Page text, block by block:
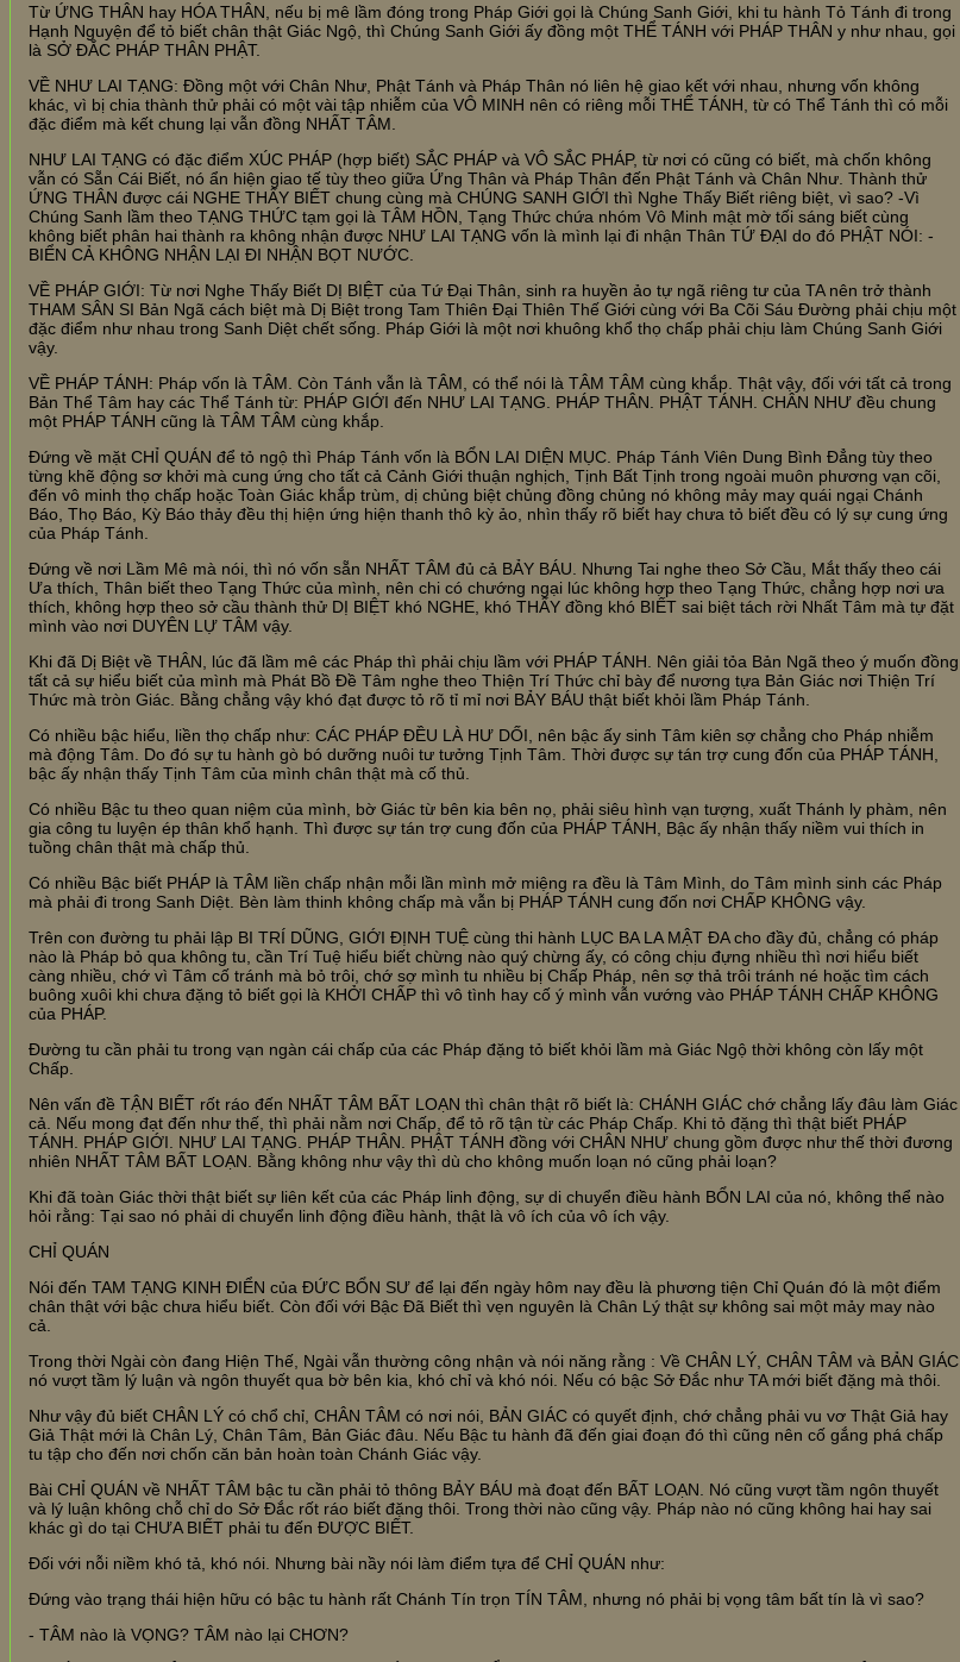
Từ ỨNG THÂN hay HÓA THÂN, nếu bị mê lầm đóng trong Pháp Giới gọi là Chúng Sanh Giới, khi tu hành Tỏ Tánh đi trong
Hạnh Nguyện để tỏ biết chân thật Giác Ngộ, thì Chúng Sanh Giới ấy đồng một THỂ TÁNH với PHÁP THÂN y như nhau, gọi
là SỞ ĐẮC PHÁP THÂN PHẬT.
VỀ NHƯ LAI TẠNG: Đồng một với Chân Như, Phật Tánh và Pháp Thân nó liên hệ giao kết với nhau, nhưng vốn không
khác, vì bị chia thành thử phải có một vài tập nhiễm của VÔ MINH nên có riêng mỗi THỂ TÁNH, từ có Thể Tánh thì có mỗi
đặc điểm mà kết chung lại vẫn đồng NHẤT TÂM.
NHƯ LAI TẠNG có đặc điểm XÚC PHÁP (hợp biết) SẮC PHÁP và VÔ SẮC PHÁP, từ nơi có cũng có biết, mà chốn không
vẫn có Sẵn Cái Biết, nó ẩn hiện giao tế tùy theo giữa Ứng Thân và Pháp Thân đến Phật Tánh và Chân Như. Thành thử
ỨNG THÂN được cái NGHE THẤY BIẾT chung cùng mà CHÚNG SANH GIỚI thì Nghe Thấy Biết riêng biệt, vì sao? -Vì
Chúng Sanh lầm theo TẠNG THỨC tạm gọi là TÂM HỒN, Tạng Thức chứa nhóm Vô Minh mật mờ tối sáng biết cùng
không biết phân hai thành ra không nhận được NHƯ LAI TẠNG vốn là mình lại đi nhận Thân TỨ ĐẠI do đó PHẬT NÓI: -
BIỂN CẢ KHÔNG NHẬN LẠI ĐI NHẬN BỌT NƯỚC.
VỀ PHÁP GIỚI: Từ nơi Nghe Thấy Biết DỊ BIỆT của Tứ Đại Thân, sinh ra huyền ảo tự ngã riêng tư của TA nên trở thành
THAM SÂN SI Bản Ngã cách biệt mà Dị Biệt trong Tam Thiên Đại Thiên Thế Giới cùng với Ba Cõi Sáu Đường phải chịu một
đặc điểm như nhau trong Sanh Diệt chết sống. Pháp Giới là một nơi khuông khổ thọ chấp phải chịu làm Chúng Sanh Giới
vậy.
VỀ PHÁP TÁNH: Pháp vốn là TÂM. Còn Tánh vẫn là TÂM, có thể nói là TÂM TÂM cùng khắp. Thật vậy, đối với tất cả trong
Bản Thể Tâm hay các Thể Tánh từ: PHÁP GIỚI đến NHƯ LAI TẠNG. PHÁP THÂN. PHẬT TÁNH. CHÂN NHƯ đều chung
một PHÁP TÁNH cũng là TÂM TÂM cùng khắp.
Đứng về mặt CHỈ QUÁN để tỏ ngộ thì Pháp Tánh vốn là BỔN LAI DIỆN MỤC. Pháp Tánh Viên Dung Bình Đẳng tùy theo
từng khẽ động sơ khởi mà cung ứng cho tất cả Cảnh Giới thuận nghịch, Tịnh Bất Tịnh trong ngoài muôn phương vạn cõi,
đến vô minh thọ chấp hoặc Toàn Giác khắp trùm, dị chủng biệt chủng đồng chủng nó không mảy may quái ngại Chánh
Báo, Thọ Báo, Kỳ Báo thảy đều thị hiện ứng hiện thanh thô kỳ ảo, nhìn thấy rõ biết hay chưa tỏ biết đều có lý sự cung ứng
của Pháp Tánh.
Đứng về nơi Lầm Mê mà nói, thì nó vốn sẵn NHẤT TÂM đủ cả BẢY BÁU. Nhưng Tai nghe theo Sở Cầu, Mắt thấy theo cái
Ưa thích, Thân biết theo Tạng Thức của mình, nên chi có chướng ngại lúc không hợp theo Tạng Thức, chẳng hợp nơi ưa
thích, không hợp theo sở cầu thành thử DỊ BIỆT khó NGHE, khó THẤY đồng khó BIẾT sai biệt tách rời Nhất Tâm mà tự đặt
mình vào nơi DUYÊN LỰ TÂM vậy.
Khi đã Dị Biệt về THÂN, lúc đã lầm mê các Pháp thì phải chịu lầm với PHÁP TÁNH. Nên giải tỏa Bản Ngã theo ý muốn đồng
tất cả sự hiểu biết của mình mà Phát Bồ Đề Tâm nghe theo Thiện Trí Thức chỉ bày để nương tựa Bản Giác nơi Thiện Trí
Thức mà tròn Giác. Bằng chẳng vậy khó đạt được tỏ rõ tỉ mỉ nơi BẢY BÁU thật biết khỏi lầm Pháp Tánh.
Có nhiều bậc hiểu, liền thọ chấp như: CÁC PHÁP ĐỀU LÀ HƯ DỐI, nên bậc ấy sinh Tâm kiên sợ chẳng cho Pháp nhiễm
mà động Tâm. Do đó sự tu hành gò bó dưỡng nuôi tư tưởng Tịnh Tâm. Thời được sự tán trợ cung đốn của PHÁP TÁNH,
bậc ấy nhận thấy Tịnh Tâm của mình chân thật mà cố thủ.
Có nhiều Bậc tu theo quan niệm của mình, bờ Giác từ bên kia bên nọ, phải siêu hình vạn tượng, xuất Thánh ly phàm, nên
gia công tu luyện ép thân khổ hạnh. Thì được sự tán trợ cung đốn của PHÁP TÁNH, Bậc ấy nhận thấy niềm vui thích in
tuồng chân thật mà chấp thủ.
Có nhiều Bậc biết PHÁP là TÂM liền chấp nhận mỗi lần mình mở miệng ra đều là Tâm Mình, do Tâm mình sinh các Pháp
mà phải đi trong Sanh Diệt. Bèn làm thinh không chấp mà vẫn bị PHÁP TÁNH cung đốn nơi CHẤP KHÔNG vậy.
Trên con đường tu phải lập BI TRÍ DŨNG, GIỚI ĐỊNH TUỆ cùng thi hành LỤC BA LA MẬT ĐA cho đầy đủ, chẳng có pháp
nào là Pháp bỏ qua không tu, cần Trí Tuệ hiểu biết chừng nào quý chừng ấy, có công chịu đựng nhiều thì nơi hiểu biết
càng nhiều, chớ vì Tâm cố tránh mà bỏ trôi, chớ sợ mình tu nhiều bị Chấp Pháp, nên sợ thả trôi tránh né hoặc tìm cách
buông xuôi khi chưa đặng tỏ biết gọi là KHỞI CHẤP thì vô tình hay cố ý mình vẫn vướng vào PHÁP TÁNH CHẤP KHÔNG
của PHÁP.
Đường tu cần phải tu trong vạn ngàn cái chấp của các Pháp đặng tỏ biết khỏi lầm mà Giác Ngộ thời không còn lấy một
Chấp.
Nên vấn đề TẬN BIẾT rốt ráo đến NHẤT TÂM BẤT LOẠN thì chân thật rõ biết là: CHÁNH GIÁC chớ chẳng lấy đâu làm Giác
cả. Nếu mong đạt đến như thế, thì phải nằm nơi Chấp, để tỏ rõ tận từ các Pháp Chấp. Khi tỏ đặng thì thật biết PHÁP
TÁNH. PHÁP GIỚI. NHƯ LAI TẠNG. PHÁP THÂN. PHẬT TÁNH đồng với CHÂN NHƯ chung gồm được như thế thời đương
nhiên NHẤT TÂM BẤT LOẠN. Bằng không như vậy thì dù cho không muốn loạn nó cũng phải loạn?
Khi đã toàn Giác thời thật biết sự liên kết của các Pháp linh động, sự di chuyển điều hành BỔN LAI của nó, không thể nào
hỏi rằng: Tại sao nó phải di chuyển linh động điều hành, thật là vô ích của vô ích vậy.
CHỈ QUÁN
Nói đến TAM TẠNG KINH ĐIỂN của ĐỨC BỔN SƯ để lại đến ngày hôm nay đều là phương tiện Chỉ Quán đó là một điểm
chân thật với bậc chưa hiểu biết. Còn đối với Bậc Đã Biết thì vẹn nguyên là Chân Lý thật sự không sai một mảy may nào
cả.
Trong thời Ngài còn đang Hiện Thế, Ngài vẫn thường công nhận và nói năng rằng : Về CHÂN LÝ, CHÂN TÂM và BẢN GIÁC
nó vượt tầm lý luận và ngôn thuyết qua bờ bên kia, khó chỉ và khó nói. Nếu có bậc Sở Đắc như TA mới biết đặng mà thôi.
Như vậy đủ biết CHÂN LÝ có chổ chỉ, CHÂN TÂM có nơi nói, BẢN GIÁC có quyết định, chớ chẳng phải vu vơ Thật Giả hay
Giả Thật mới là Chân Lý, Chân Tâm, Bản Giác đâu. Nếu Bậc tu hành đã đến giai đoạn đó thì cũng nên cố gắng phá chấp
tu tập cho đến nơi chốn căn bản hoàn toàn Chánh Giác vậy.
Bài CHỈ QUÁN về NHẤT TÂM bậc tu cần phải tỏ thông BẢY BÁU mà đoạt đến BẤT LOẠN. Nó cũng vượt tầm ngôn thuyết
và lý luận không chỗ chỉ do Sở Đắc rốt ráo biết đặng thôi. Trong thời nào cũng vậy. Pháp nào nó cũng không hai hay sai
khác gì do tại CHƯA BIẾT phải tu đến ĐƯỢC BIẾT.
Đối với nỗi niềm khó tả, khó nói. Nhưng bài nầy nói làm điểm tựa để CHỈ QUÁN như:
Đứng vào trạng thái hiện hữu có bậc tu hành rất Chánh Tín trọn TÍN TÂM, nhưng nó phải bị vọng tâm bất tín là vì sao?
- TÂM nào là VỌNG? TÂM nào lại CHƠN?